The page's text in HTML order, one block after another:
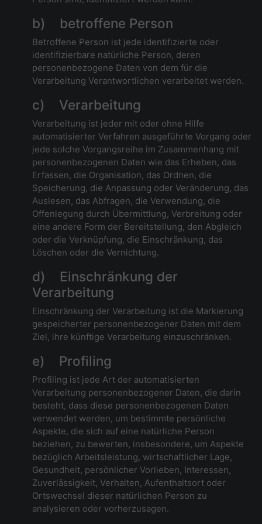
b) betroffene Person
Betroffene Person ist jede identifizierte oder
identifizierbare natürliche Person, deren
personenbezogene Daten von dem für die
Verarbeitung Verantwortlichen verarbeitet werden.
c) Verarbeitung
Verarbeitung ist jeder mit oder ohne Hilfe
automatisierter Verfahren ausgeführte Vorgang oder
jede solche Vorgangsreihe im Zusammenhang mit
personenbezogenen Daten wie das Erheben, das
Erfassen, die Organisation, das Ordnen, die
Speicherung, die Anpassung oder Veränderung, das
Auslesen, das Abfragen, die Verwendung, die
Offenlegung durch Übermittlung, Verbreitung oder
eine andere Form der Bereitstellung, den Abgleich
oder die Verknüpfung, die Einschränkung, das
Löschen oder die Vernichtung.
d) Einschränkung der
Verarbeitung
Einschränkung der Verarbeitung ist die Markierung
gespeicherter personenbezogener Daten mit dem
Ziel, ihre künftige Verarbeitung einzuschränken.
e) Profiling
Profiling ist jede Art der automatisierten
Verarbeitung personenbezogener Daten, die darin
besteht, dass diese personenbezogenen Daten
verwendet werden, um bestimmte persönliche
Aspekte, die sich auf eine natürliche Person
beziehen, zu bewerten, insbesondere, um Aspekte
bezüglich Arbeitsleistung, wirtschaftlicher Lage,
Gesundheit, persönlicher Vorlieben, Interessen,
Zuverlässigkeit, Verhalten, Aufenthaltsort oder
Ortswechsel dieser natürlichen Person zu
analysieren oder vorherzusagen.